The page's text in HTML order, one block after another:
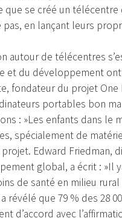
que se créé un télécentre
en lançant leurs
autour de télécentres
et du développement ont
fondateur du projet One
portables bon
: »Les enfants dans
spécialement de
Edward Friedman,
global, a écrit : »Il
de santé en milieu
a révélé que 79 % des 28
d’accord avec